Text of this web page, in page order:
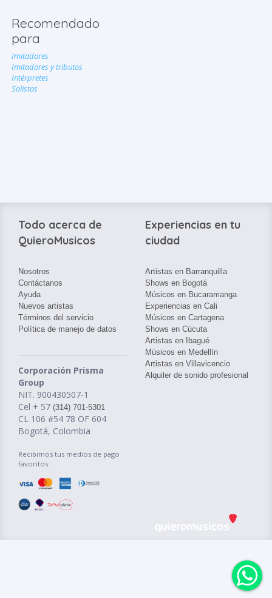
Recomendado
para
Imitadores
Imitadores y tributos
Intérpretes
Solistas
Todo acerca de
QuieroMusicos
Nosotros
Contáctanos
Ayuda
Nuevos artistas
Términos del servicio
Política de manejo de datos
Corporación Prisma
Group
NIT. 900430507-1
Cel + 57 (314) 701-5301
CL 106 #54 78 OF 604
Bogotá, Colombia
Recibimos tus medios de pago
favoritos:
Experiencias en tu
ciudad
Artistas en Barranquilla
Shows en Bogotá
Músicos en Bucaramanga
Experiencias en Cali
Músicos en Cartagena
Shows en Cúcuta
Artistas en Ibagué
Músicos en Medellín
Artistas en Villavicencio
Alquiler de sonido profesional